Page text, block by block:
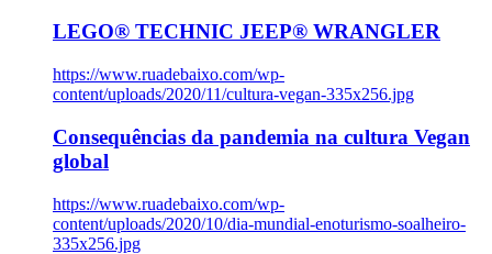
LEGO® TECHNIC JEEP® WRANGLER
https://www.ruadebaixo.com/wp-
content/uploads/2020/11/cultura-vegan-335x256.jpg
Consequências da pandemia na cultura Vegan
global
https://www.ruadebaixo.com/wp-
content/uploads/2020/10/dia-mundial-enoturismo-soalheiro-
335x256.jpg